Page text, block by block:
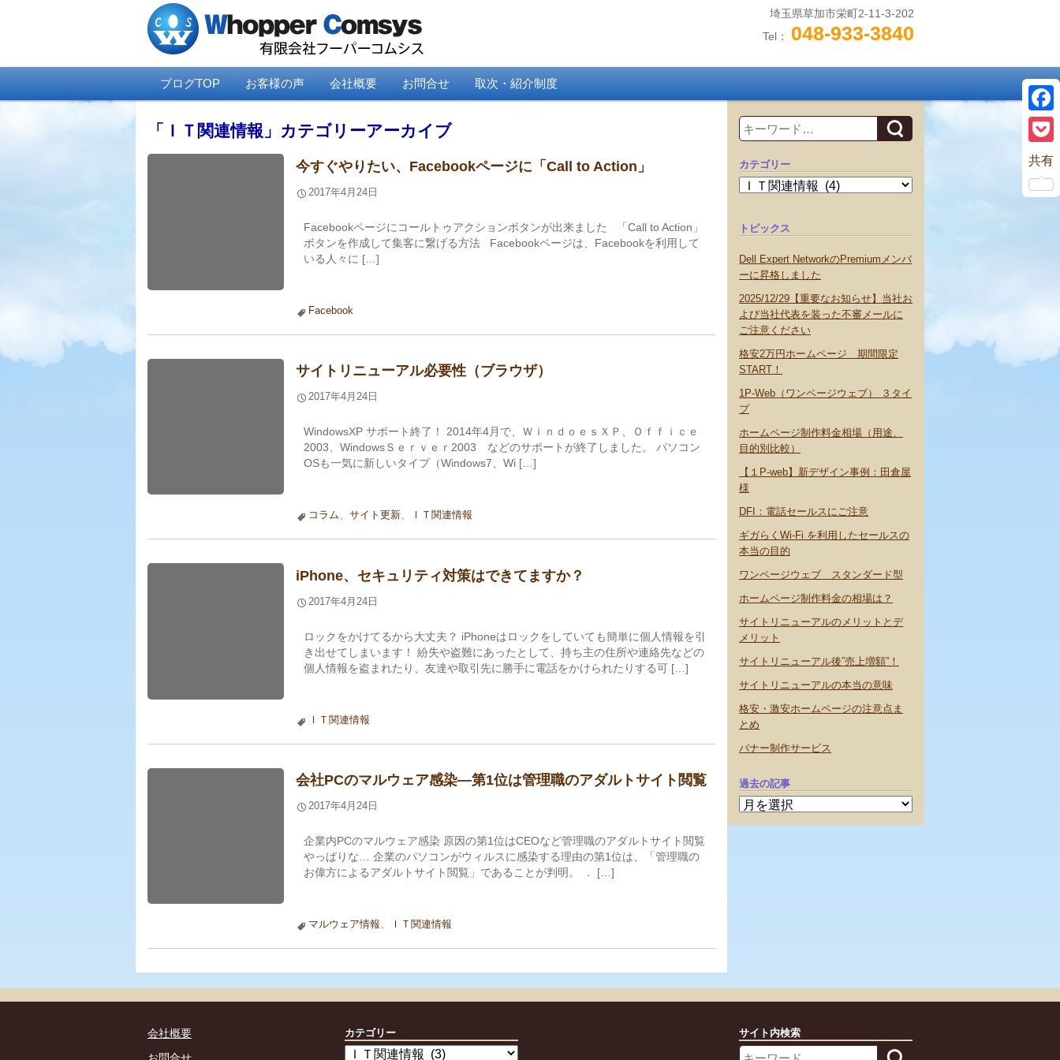
埼玉県草加市栄町2-11-3-202
Tel： 048-933-3840
ブログTOP お客様の声 会社概要 お問合せ 取次・紹介制度
「 ＩＴ関連情報 」カテゴリーアーカイブ
今すぐやりたい、Facebookページに「Call to Action」
2017年4月24日
Facebookページにコールトゥアクションボタンが出来ました 「Call to Action」
ボタンを作成して集客に繋げる方法 Facebookページは、Facebookを利用して
いる人々に […]
Facebook
サイトリニューアル必要性（ブラウザ）
2017年4月24日
WindowsXP サポート終了！ 2014年4月で、ＷｉｎｄｏｅｓＸＰ、Ｏｆｆｉｃｅ
2003、WindowsＳｅｒｖｅｒ2003 などのサポートが終了しました。 パソコン
OSも一気に新しいタイプ（Windows7、Wi […]
コラム、 サイト更新、 ＩＴ関連情報
iPhone、セキュリティ対策はできてますか？
2017年4月24日
ロックをかけてるから大丈夫？ iPhoneはロックをしていても簡単に個人情報を引
き出せてしまいます！ 紛失や盗難にあったとして、持ち主の住所や連絡先などの
個人情報を盗まれたり、友達や取引先に勝手に電話をかけられたりする可 […]
ＩＴ関連情報
会社PCのマルウェア感染―第1位は管理職のアダルトサイト閲覧
2017年4月24日
企業内PCのマルウェア感染 原因の第1位はCEOなど管理職のアダルトサイト閲覧
やっぱりな… 企業のパソコンがウィルスに感染する理由の第1位は、「管理職の
お偉方によるアダルトサイト閲覧」であることが判明。 ． […]
マルウェア情報、 ＩＴ関連情報
Search
カテゴリー
カ
テ
ートピックス
Dell Expert NetworkのPremiumメンバ
ーに昇格しました
2025/12/29【重要なお知らせ】当社お
よび当社代表を装った不審メールに
ご注意ください
格安2万円ホームページ 期間限定
START！
1P-Web（ワンページウェブ） ３タイ
プ
ホームページ制作料金相場（用途、
目的別比較）
【１P-web】新デザイン事例：田倉屋
様
DFI：電話セールスにご注意
ギガらくWi-Fi を利用したセールスの
本当の目的
ワンページウェブ スタンダード型
ホームページ制作料金の相場は？
サイトリニューアルのメリットとデ
メリット
サイトリニューアル後”売上増額”！
サイトリニューアルの本当の意味
格安・激安ホームページの注意点ま
とめ
バナー制作サービス
過去の記事
過
去
の
会社概要
カテゴリー
カ
サイト内検索
Search
共有